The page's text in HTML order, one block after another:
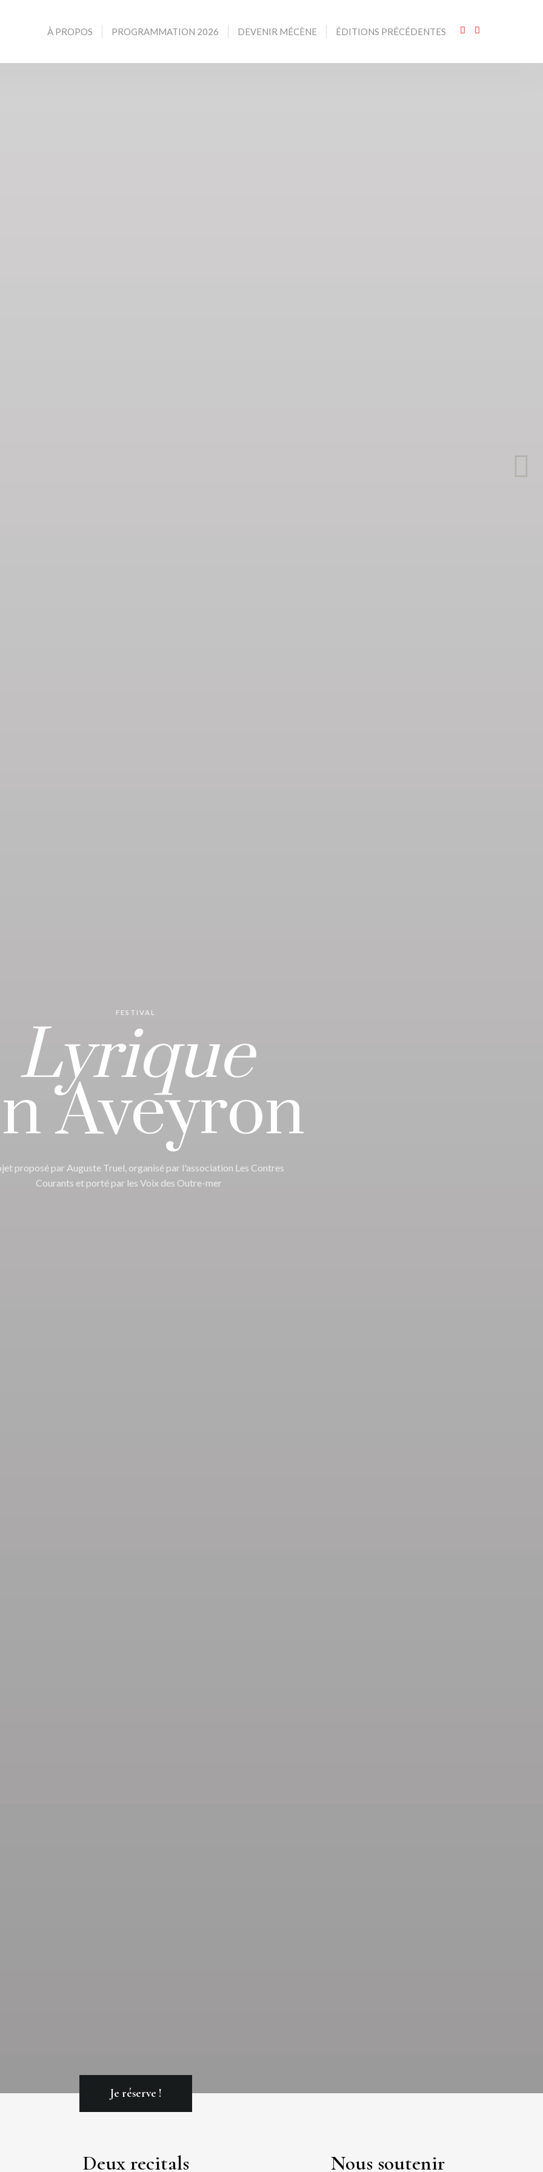
À PROPOS PROGRAMMATION 2026 DEVENIR MÉCÈNE ÉDITIONS PRÉCÉDENTES
FESTIVAL
Lyrique
Aveyron
proposé par Auguste Truel, organisé par l'association Les Contres
Courants et porté par les Voix des Outre-mer
Je réserve !
Deux recitals
Nous soutenir